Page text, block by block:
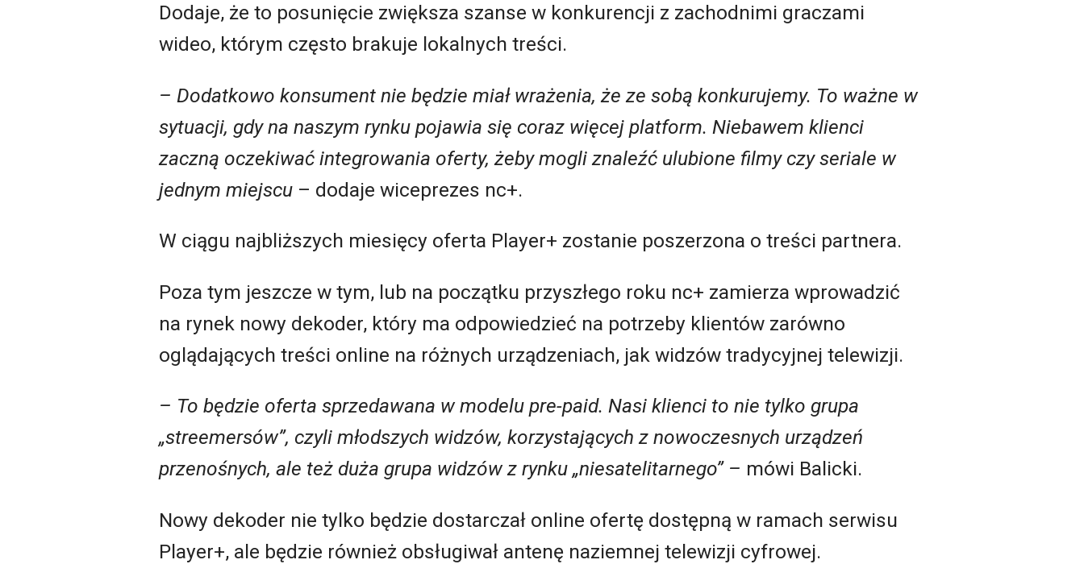
Dodaje, że to posunięcie zwiększa szanse w konkurencji z zachodnimi graczami
wideo, którym często brakuje lokalnych treści.
– Dodatkowo konsument nie będzie miał wrażenia, że ze sobą konkurujemy. To ważne w
sytuacji, gdy na naszym rynku pojawia się coraz więcej platform. Niebawem klienci
zaczną oczekiwać integrowania oferty, żeby mogli znaleźć ulubione filmy czy seriale w
jednym miejscu – dodaje wiceprezes nc+.
W ciągu najbliższych miesięcy oferta Player+ zostanie poszerzona o treści partnera.
Poza tym jeszcze w tym, lub na początku przyszłego roku nc+ zamierza wprowadzić
na rynek nowy dekoder, który ma odpowiedzieć na potrzeby klientów zarówno
oglądających treści online na różnych urządzeniach, jak widzów tradycyjnej telewizji.
– To będzie oferta sprzedawana w modelu pre-paid. Nasi klienci to nie tylko grupa
„streemersów”, czyli młodszych widzów, korzystających z nowoczesnych urządzeń
przenośnych, ale też duża grupa widzów z rynku „niesatelitarnego” – mówi Balicki.
Nowy dekoder nie tylko będzie dostarczał online ofertę dostępną w ramach serwisu
Player+, ale będzie również obsługiwał antenę naziemnej telewizji cyfrowej.